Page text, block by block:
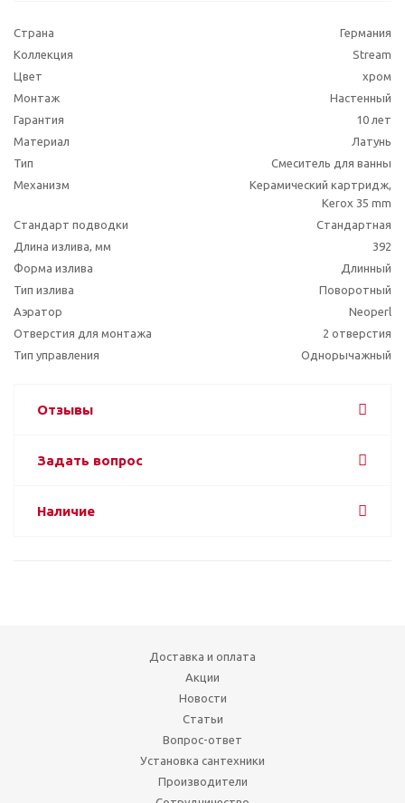
Страна
Германия
Коллекция
Stream
Цвет
хром
Монтаж
Настенный
Гарантия
10 лет
Материал
Латунь
Тип
Смеситель для ванны
Механизм
Керамический картридж,
Kerox 35 mm
Стандарт подводки
Стандартная
Длина излива, мм
392
Форма излива
Длинный
Тип излива
Поворотный
Аэратор
Neoperl
Отверстия для монтажа
2 отверстия
Тип управления
Однорычажный
Отзывы
Задать вопрос
Наличие
Доставка и оплата
Акции
Новости
Статьи
Вопрос-ответ
Установка сантехники
Производители